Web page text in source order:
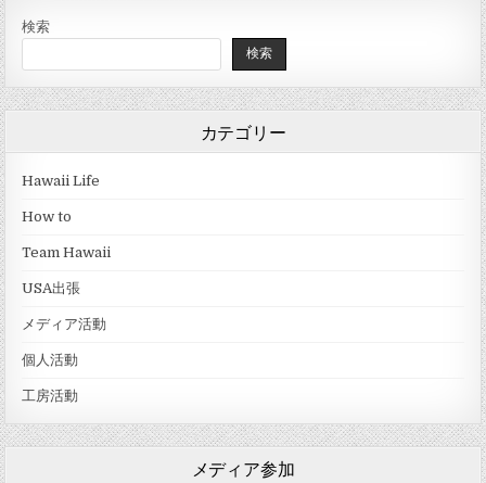
検索
検索
カテゴリー
Hawaii Life
How to
Team Hawaii
USA出張
メディア活動
個人活動
工房活動
メディア参加